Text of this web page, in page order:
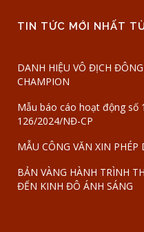
TIN TỨC MỚI NHẤT
DANH HIỆU VÔ ĐỊCH
CHAMPION
Mẫu báo cáo hoạt động số
126/2024/NĐ-CP
MẪU CÔNG VĂN XIN PHÉP
BẢN VÀNG HÀNH TRÌNH
ĐẾN KINH ĐÔ ÁNH SÁNG